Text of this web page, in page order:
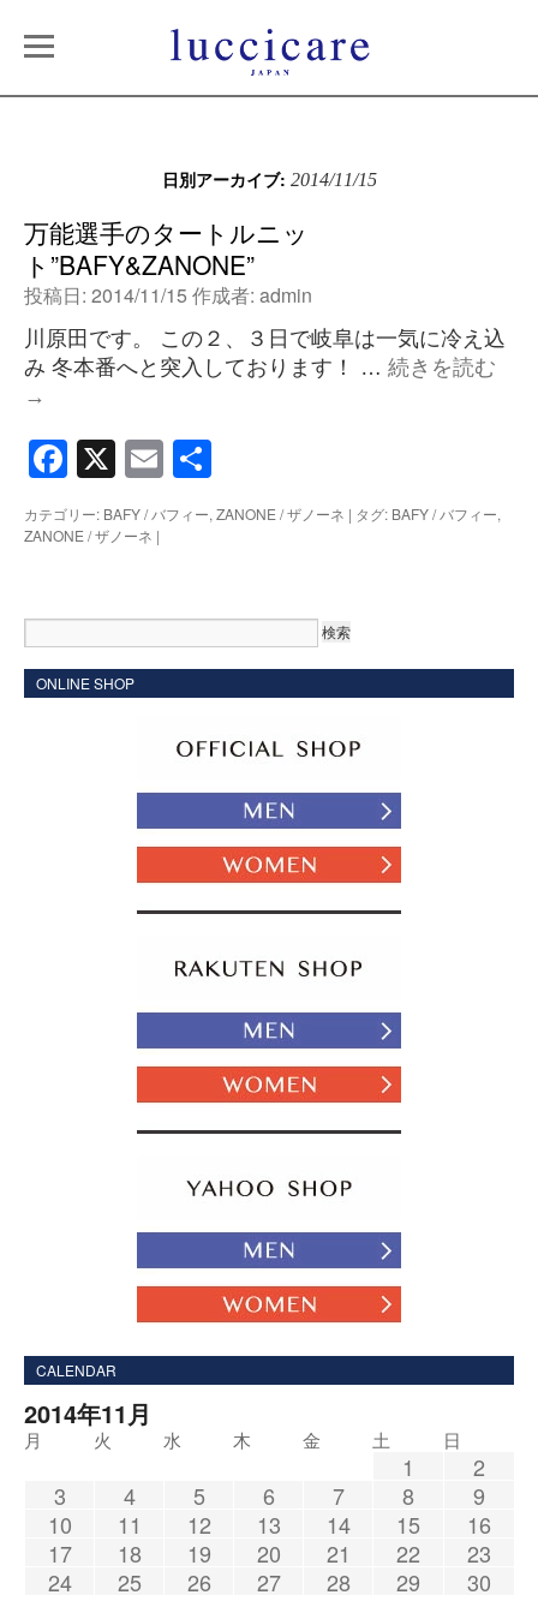
日別アーカイブ: 2014/11/15
万能選手のタートルニッ
ト”BAFY&ZANONE”
投稿日: 2014/11/15 作成者: admin
川原田です。 この２、３日で岐阜は一気に冷え込
み 冬本番へと突入しております！ … 続きを読む
→
Facebook
X Email
カテゴリー: BAFY / バフィー, ZANONE / ザノーネ | タグ: BAFY / バフィー,
ZANONE / ザノーネ |
ONLINE SHOP
CALENDAR
2014年11月
月 火 水 木 金 土 日
1
2
3
4 5 6 7 8
9
10
11 12 13 14 15
16
17
18 19 20 21 22
23
24
25 26 27 28 29 30